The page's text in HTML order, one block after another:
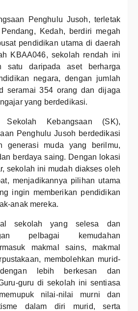
Penghulu Jusoh, terletak
Kedah, berdiri megah
pendidikan utama di daerah
KBAA046, sekolah rendah ini
satu daripada aset berharga
negara, dengan jumlah
seramai 354 orang dan dijaga
yang berdedikasi.
Sekolah Kebangsaan (SK),
Penghulu Jusoh berdedikasi
generasi muda yang berilmu,
berdaya saing. Dengan lokasi
sekolah ini mudah diakses oleh
menjadikannya pilihan utama
ingin memberikan pendidikan
anak mereka.
sekolah yang selesa dan
pelbagai kemudahan
makmal sains, makmal
membolehkan murid-
lebih berkesan dan
guru di sekolah ini sentiasa
nilai-nilai murni dan
dalam diri murid, serta